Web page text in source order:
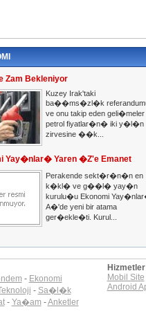
Zam Bekleniyor
Kuzey Irak'taki
ba��ms�zl�k
ve onu takip eden geli�meler
petrol fiyatlar�n� iki y�l�n
zirvesine ��k...
Yay�nlar� Yaren �Z'e Emanet
Perakende sekt�r�n�n en
k�kl� ve g��l� yay�n
kurulu�u Ekonomi
A�'de yeni bir atama
ger�ekle�ti. Kurul...
- Ekonomi
- Sa�l�k
- Ya�am -Anketler
Mobil Site
Android